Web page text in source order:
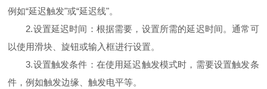
例如“延迟触发"或“延迟线"。
2.设置延迟时间：根据需要，设置所需的延迟时间。通常可
以使用滑块、旋钮或输入框进行设置。
3.设置触发条件：在使用延迟触发模式时，需要设置触发条
件，例如触发边缘、触发电平等。